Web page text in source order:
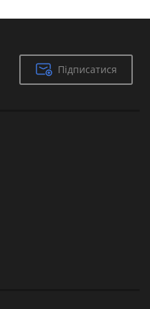
Підписатися
Підписатися